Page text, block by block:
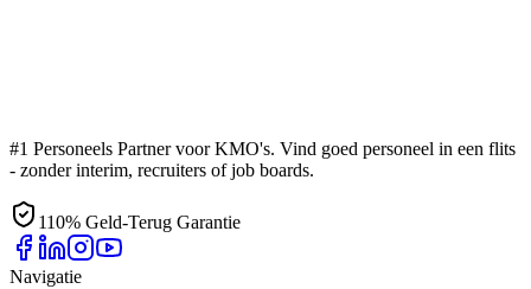
#1 Personeels Partner voor KMO's. Vind goed personeel in een flits
- zonder interim, recruiters of job boards.
110% Geld-Terug Garantie
Navigatie